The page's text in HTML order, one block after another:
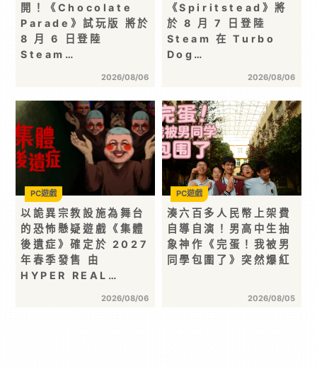
開！《Chocolate
Parade》試玩版 將於
8 月 6 日登陸
Steam…
2026/08/06
《Spiritstead》將
於 8 月 7 日登陸
Steam 在 Turbo
Dog…
2026/08/06
以詭異宗教設施為舞台
的恐怖懸疑遊戲《集體
後遺症》確定於 2027
年春季發售 由
HYPER REAL…
2026/08/06
PC遊戲
湊六百多人民幣上架費
自導自演！男高中生抽
象神作《完蛋！我被男
同學包圍了》突然爆紅
2026/08/05
PC遊戲